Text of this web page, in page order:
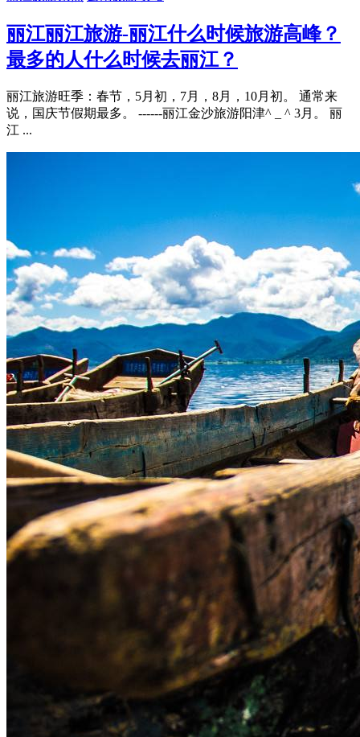
丽江丽江旅游-丽江什么时候旅游高峰？
最多的人什么时候去丽江？
丽江旅游旺季：春节，5月初，7月，8月，10月初。 通常来
说，国庆节假期最多。 ------丽江金沙旅游阳津^ _ ^ 3月。 丽
江 ...